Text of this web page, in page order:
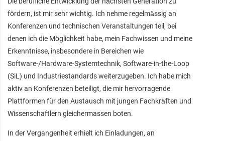
fördern, ist mir sehr wichtig. Ich nehme regelmässig an
Konferenzen und technischen Veranstaltungen teil, bei
denen ich die Möglichkeit habe, mein Fachwissen und meine
Erkenntnisse, insbesondere in Bereichen wie
Software-/Hardware-Systemtechnik, Software-in-the-Loop
(SiL) und Industriestandards weiterzugeben. Ich habe mich
aktiv an Konferenzen beteiligt, die mir hervorragende
Plattformen für den Austausch mit jungen Fachkräften und
Wissenschaftlern gleichermassen boten.
In der Vergangenheit erhielt ich Einladungen, an